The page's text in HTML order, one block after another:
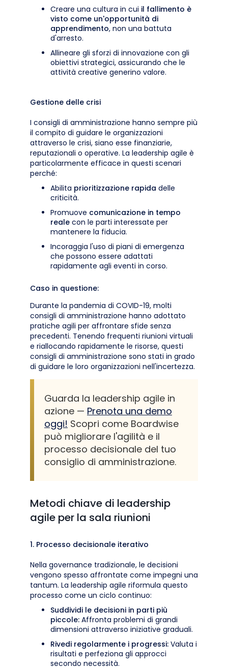
Creare una cultura in cui il fallimento è
visto come un'opportunità di
apprendimento, non una battuta
d'arresto.
Allineare gli sforzi di innovazione con gli
obiettivi strategici, assicurando che le
attività creative generino valore.
Gestione delle crisi
I consigli di amministrazione hanno sempre più
il compito di guidare le organizzazioni
attraverso le crisi, siano esse finanziarie,
reputazionali o operative. La leadership agile è
particolarmente efficace in questi scenari
perché:
Abilita prioritizzazione rapida delle
criticità.
Promuove comunicazione in tempo
reale con le parti interessate per
mantenere la fiducia.
Incoraggia l'uso di piani di emergenza
che possono essere adattati
rapidamente agli eventi in corso.
Caso in questione:
Durante la pandemia di COVID-19, molti
consigli di amministrazione hanno adottato
pratiche agili per affrontare sfide senza
precedenti. Tenendo frequenti riunioni virtuali
e riallocando rapidamente le risorse, questi
consigli di amministrazione sono stati in grado
di guidare le loro organizzazioni nell'incertezza.
Guarda la leadership agile in
azione — Prenota una demo
oggi! Scopri come Boardwise
può migliorare l'agilità e il
processo decisionale del tuo
consiglio di amministrazione.
Metodi chiave di leadership
agile per la sala riunioni
1. Processo decisionale iterativo
Nella governance tradizionale, le decisioni
vengono spesso affrontate come impegni una
tantum. La leadership agile riformula questo
processo come un ciclo continuo:
Suddividi le decisioni in parti più
piccole: Affronta problemi di grandi
dimensioni attraverso iniziative graduali.
Rivedi regolarmente i progressi: Valuta i
risultati e perfeziona gli approcci
secondo necessità.